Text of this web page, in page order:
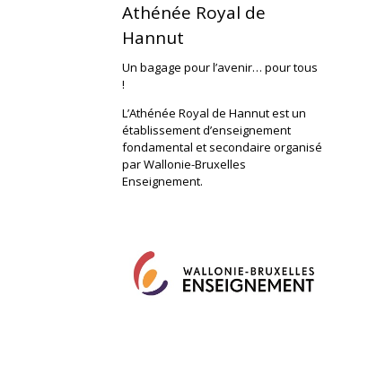
Athénée Royal de
Hannut
Un bagage pour l’avenir… pour tous
!
L’Athénée Royal de Hannut est un
établissement d’enseignement
fondamental et secondaire organisé
par Wallonie-Bruxelles
Enseignement.